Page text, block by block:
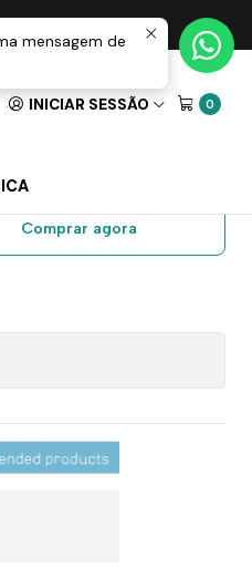
INICIAR SESSÃO 0
24W
Comprar agora
mensagem de